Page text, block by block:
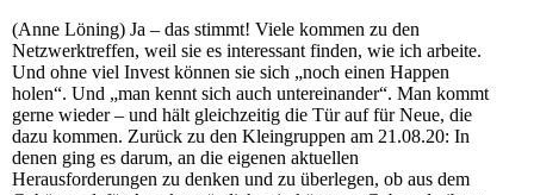
(Anne Löning) Ja – das stimmt! Viele kommen zu den
Netzwerktreffen, weil sie es interessant finden, wie ich arbeite.
Und ohne viel Invest können sie sich „noch einen Happen
holen“. Und „man kennt sich auch untereinander“. Man kommt
gerne wieder – und hält gleichzeitig die Tür auf für Neue, die
dazu kommen. Zurück zu den Kleingruppen am 21.08.20: In
denen ging es darum, an die eigenen aktuellen
Herausforderungen zu denken und zu überlegen, ob aus dem